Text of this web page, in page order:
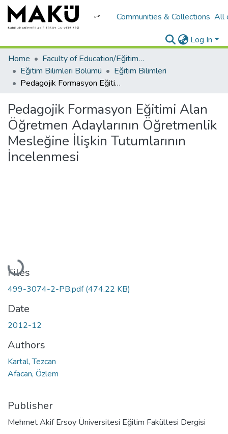
Communities & Collections All
Log In
Home
Faculty of Education/Eğitim Fakültesi
Eğitim Bilimleri Bölümü
Eğitim Bilimleri
Pedagojik Formasyon Eğitimi Alan Öğretmen Adaylarının Öğretmenlik Mesleğine İlişkin Tutumlarının İncelenmesi
Pedagojik Formasyon Eğitimi Alan
Öğretmen Adaylarının Öğretmenlik
Mesleğine İlişkin Tutumlarının
İncelenmesi
Loading...
Files
499-3074-2-PB.pdf(474.22 KB)
Date
2012-12
Authors
Kartal, Tezcan
Afacan, Özlem
Publisher
Mehmet Akif Ersoy Üniversitesi Eğitim Fakültesi Dergisi